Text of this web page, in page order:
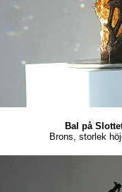
Bal på
Brons, storlek